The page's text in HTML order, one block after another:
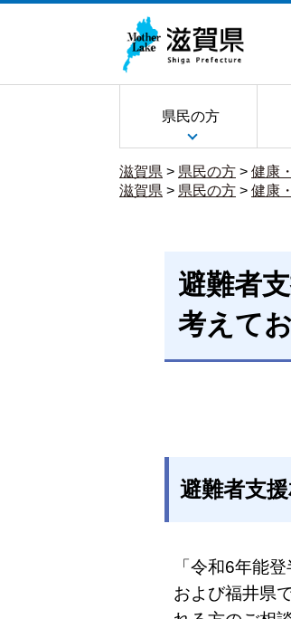
県民の方
滋賀県 > 県民の方 > 健康
滋賀県 > 県民の方 > 健康
避難者
考えて
避難者支
「令和6年能
および福井県